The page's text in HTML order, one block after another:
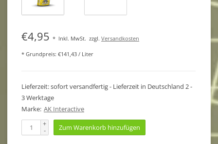
€4,95 * Inkl. MwSt. zzgl. Versandkosten
* Grundpreis: €141,43 / Liter
Lieferzeit: sofort versandfertig - Lieferzeit in Deutschland 2 -
3 Werktage
Marke: AK Interactive
+
- Zum Warenkorb hinzufügen